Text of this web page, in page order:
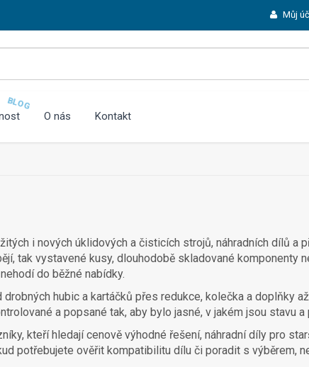
Můj
BLOG
O nás Kontakt
i nových úklidových a čisticích strojů, náhradních dílů a
tak vystavené kusy, dlouhodobě skladované komponenty
do běžné nabídky.
hubic a kartáčků přes redukce, kolečka a doplňky
a popsané tak, aby bylo jasné, v jakém jsou stavu
kteří hledají cenově výhodné řešení, náhradní díly pro
potřebujete ověřit kompatibilitu dílu či poradit s výběrem,